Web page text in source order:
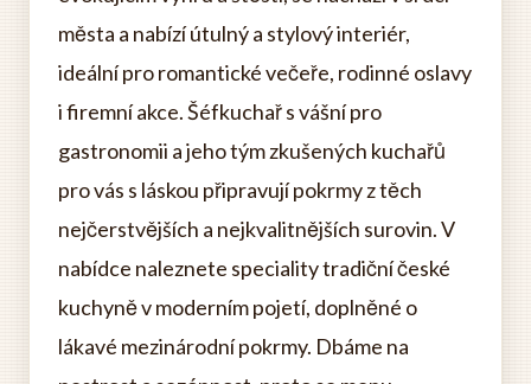
města a nabízí útulný a stylový interiér,
ideální pro romantické večeře, rodinné oslavy
i firemní akce. Šéfkuchař s vášní pro
gastronomii a jeho tým zkušených kuchařů
pro vás s láskou připravují pokrmy z těch
nejčerstvějších a nejkvalitnějších surovin. V
nabídce naleznete speciality tradiční české
kuchyně v moderním pojetí, doplněné o
lákavé mezinárodní pokrmy. Dbáme na